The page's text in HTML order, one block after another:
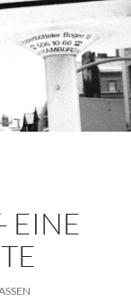
EINE